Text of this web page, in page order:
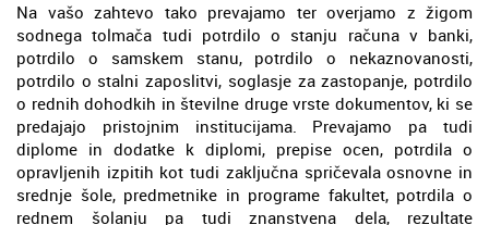
Na vašo zahtevo tako prevajamo ter overjamo z žigom
sodnega tolmača tudi potrdilo o stanju računa v banki,
potrdilo o samskem stanu, potrdilo o nekaznovanosti,
potrdilo o stalni zaposlitvi, soglasje za zastopanje, potrdilo
o rednih dohodkih in številne druge vrste dokumentov, ki se
predajajo pristojnim institucijama. Prevajamo pa tudi
diplome in dodatke k diplomi, prepise ocen, potrdila o
opravljenih izpitih kot tudi zaključna spričevala osnovne in
srednje šole, predmetnike in programe fakultet, potrdila o
rednem šolanju pa tudi znanstvena dela, rezultate